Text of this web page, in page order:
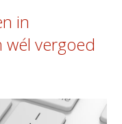
in
vergoed